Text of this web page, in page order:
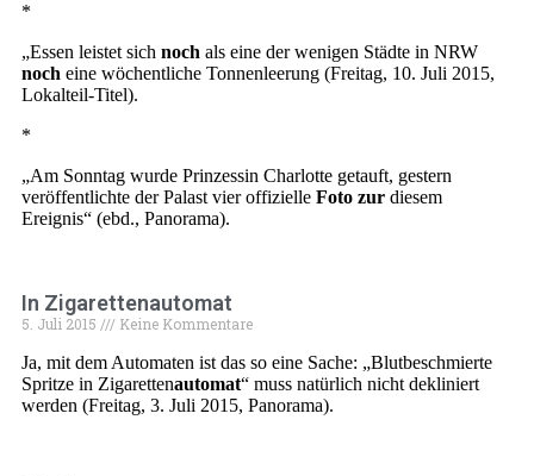
*
„Essen leistet sich noch als eine der wenigen Städte in NRW
noch eine wöchentliche Tonnenleerung (Freitag, 10. Juli 2015,
Lokalteil-Titel).
*
„Am Sonntag wurde Prinzessin Charlotte getauft, gestern
veröffentlichte der Palast vier offizielle Foto zur diesem
Ereignis“ (ebd., Panorama).
In Zigarettenautomat
5. Juli 2015 Keine Kommentare
Ja, mit dem Automaten ist das so eine Sache: „Blutbeschmierte
Spritze in Zigarettenautomat“ muss natürlich nicht dekliniert
werden (Freitag, 3. Juli 2015, Panorama).